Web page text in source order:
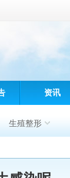
资讯
生殖整形